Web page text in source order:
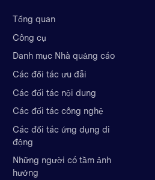
Tổng quan
Công cụ
Danh mục Nhà quảng cáo
Các đối tác ưu đãi
Các đối tác nội dung
Các đối tác công nghệ
Các đối tác ứng dụng di
động
Những người có tầm ảnh
hưởng